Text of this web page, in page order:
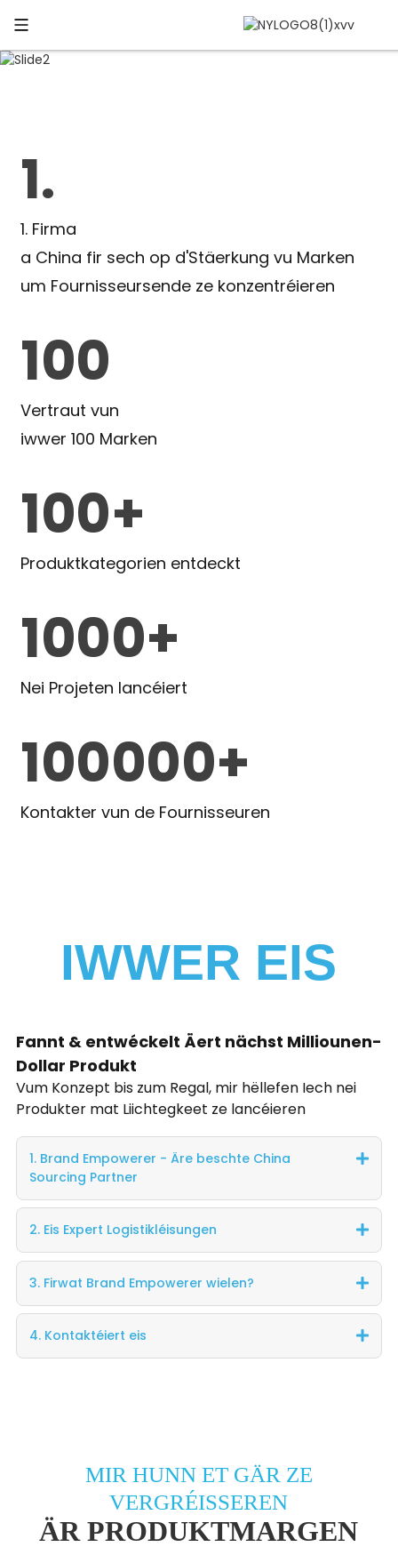
1.
1. Firma
a China fir sech op d'Stäerkung vu Marken
um Fournisseursende ze konzentréieren
100
Vertraut vun
iwwer 100 Marken
100+
Produktkategorien entdeckt
1000+
Nei Projeten lancéiert
100000+
Kontakter vun de Fournisseuren
IWWER EIS
Fannt & entwéckelt Äert nächst Milliounen-
Dollar Produkt
Vum Konzept bis zum Regal, mir hëllefen Iech nei
Produkter mat Liichtegkeet ze lancéieren
1. Brand Empowerer - Äre beschte China
Sourcing Partner
2. Eis Expert Logistikléisungen
3. Firwat Brand Empowerer wielen?
4. Kontaktéiert eis
MIR HUNN ET GÄR ZE
VERGRÉISSEREN
ÄR PRODUKTMARGEN